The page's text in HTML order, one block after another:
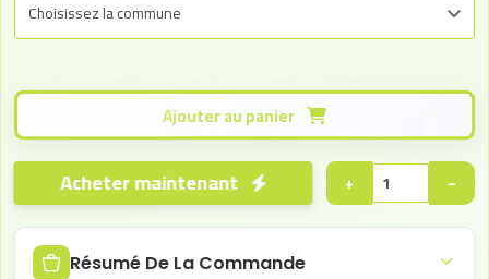
−
+
Acheter maintenant
Résumé De La Commande